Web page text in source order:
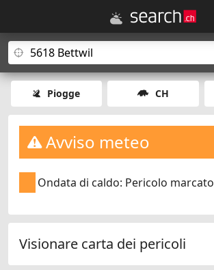
Piogge CH
Avviso meteo
Ondata di caldo: Pericolo marcato
Visionare carta dei pericoli